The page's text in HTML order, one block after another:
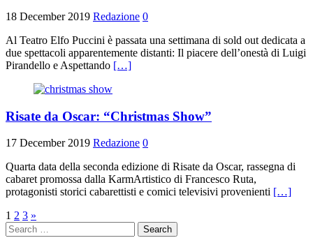
18 December 2019 Redazione 0
Al Teatro Elfo Puccini è passata una settimana di sold out dedicata a
due spettacoli apparentemente distanti: Il piacere dell’onestà di Luigi
Pirandello e Aspettando […]
Risate da Oscar: “Christmas Show”
17 December 2019 Redazione 0
Quarta data della seconda edizione di Risate da Oscar, rassegna di
cabaret promossa dalla KarmArtistico di Francesco Ruta,
protagonisti storici cabarettisti e comici televisivi provenienti […]
Posts
1 2 3 »
Search